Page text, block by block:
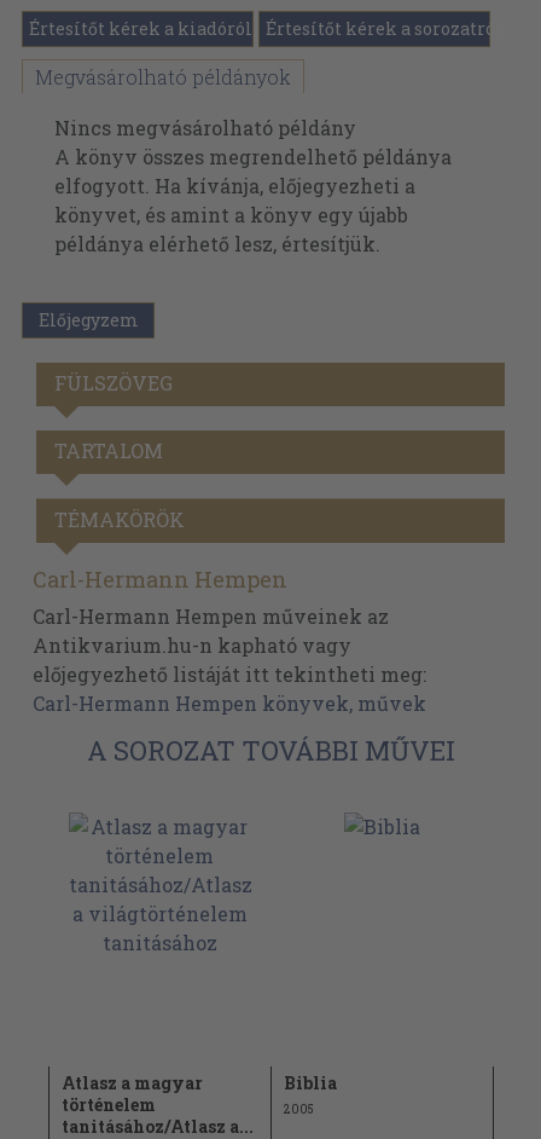
Értesítőt kérek a kiadóról Értesítőt kérek a sorozatról
Megvásárolható példányok
Nincs megvásárolható példány
A könyv összes megrendelhető példánya
elfogyott. Ha kívánja, előjegyezheti a
könyvet, és amint a könyv egy újabb
példánya elérhető lesz, értesítjük.
Előjegyzem
FÜLSZÖVEG
TARTALOM
TÉMAKÖRÖK
Carl-Hermann Hempen
Carl-Hermann Hempen műveinek az
Antikvarium.hu-n kapható vagy
előjegyezhető listáját itt tekintheti meg:
Carl-Hermann Hempen könyvek, művek
A SOROZAT TOVÁBBI MŰVEI
Atlasz a magyar
történelem
tanitásához/Atlasz a...
Biblia
2005